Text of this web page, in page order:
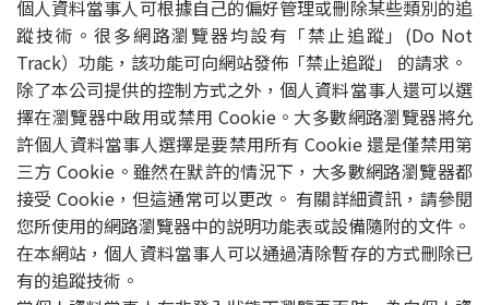
個人資料當事人可根據自己的偏好管理或刪除某些類別的追
蹤技術。很多網路瀏覽器均設有「禁止追蹤」(Do Not
Track）功能，該功能可向網站發佈「禁止追蹤」 的請求。
除了本公司提供的控制方式之外，個人資料當事人還可以選
擇在瀏覽器中啟用或禁用 Cookie。大多數網路瀏覽器將允
許個人資料當事人選擇是要禁用所有 Cookie 還是僅禁用第
三方 Cookie。雖然在默許的情況下，大多數網路瀏覽器都
接受 Cookie，但這通常可以更改。 有關詳細資訊，請參閱
您所使用的網路瀏覽器中的説明功能表或設備隨附的文件。
在本網站，個人資料當事人可以通過清除暫存的方式刪除已
有的追蹤技術。